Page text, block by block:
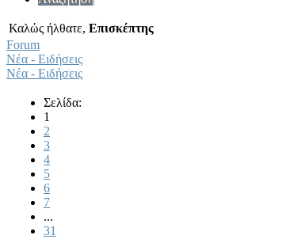
Καλώς ήλθατε, Επισκέπτης
Forum
Νέα - Ειδήσεις
Νέα - Ειδήσεις
Σελίδα:
1
2
3
4
5
6
7
...
31